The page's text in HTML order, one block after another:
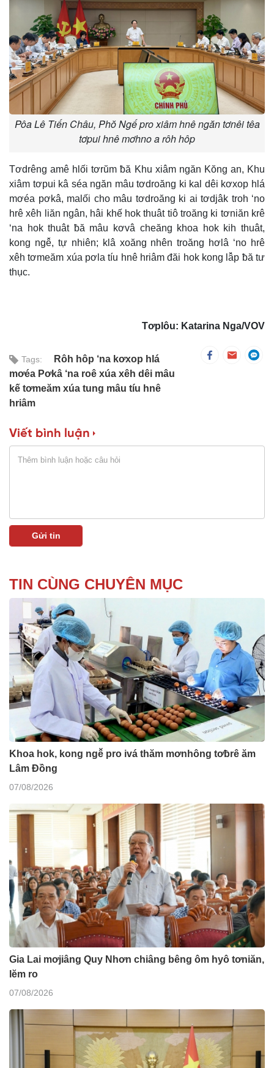
Pôa Lê Tiến Châu, Phŏ Ngế pro xiâm hnê ngăn tơnêi têa
tơpui hnê mơhno a rôh hôp
Tơdrêng amê hlối tơrŭm ƀă Khu xiâm ngăn Kŏng an, Khu
xiâm tơpui kâ séa ngăn mâu tơdroăng ki kal dêi kơxop hlá
mơéa pơkâ, malối cho mâu tơdroăng ki ai tơdjâk troh ‘no
hrê xêh liăn ngân, hâi khế hok thuât tiô troăng ki tơniăn krê
‘na hok thuât ƀă mâu kơvâ cheăng khoa hok kih thuât,
kong ngê̆, tự nhiên; klâ xoăng nhên troăng hơlâ ‘no hrê
xêh tơmeăm xúa pơla tíu hnê hriâm đăi hok kong lâ̆p ƀă tư
thục.
Tơplôu: Katarina Nga/VOV
Tags:
Rôh hôp ‘na kơxop hlá
mơéa Pơkâ ‘na roê xúa xêh dêi mâu
kế tơmeăm xúa tung mâu tíu hnê
hriâm
Viết bình luận
TIN CÙNG CHUYÊN MỤC
Khoa hok, kong ngê̆ pro ivá thăm mơnhông tơƀrê ăm
Lâm Đồng
07/08/2026
Gia Lai mơjiâng Quy Nhơn chiâng bêng ôm hyô tơniăn,
lĕm ro
07/08/2026